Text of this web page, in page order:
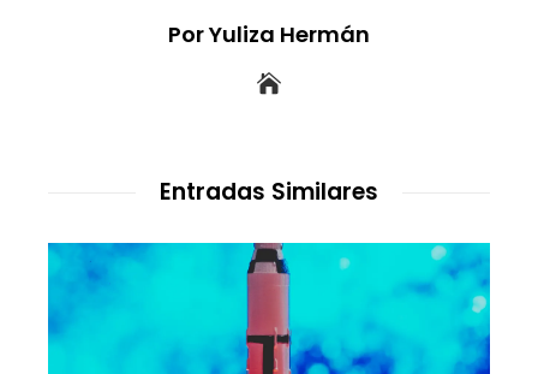
Por Yuliza Hermán
Entradas Similares